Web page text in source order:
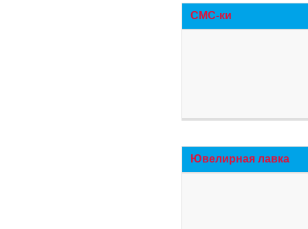
СМС-ки
Ювелирная лавка